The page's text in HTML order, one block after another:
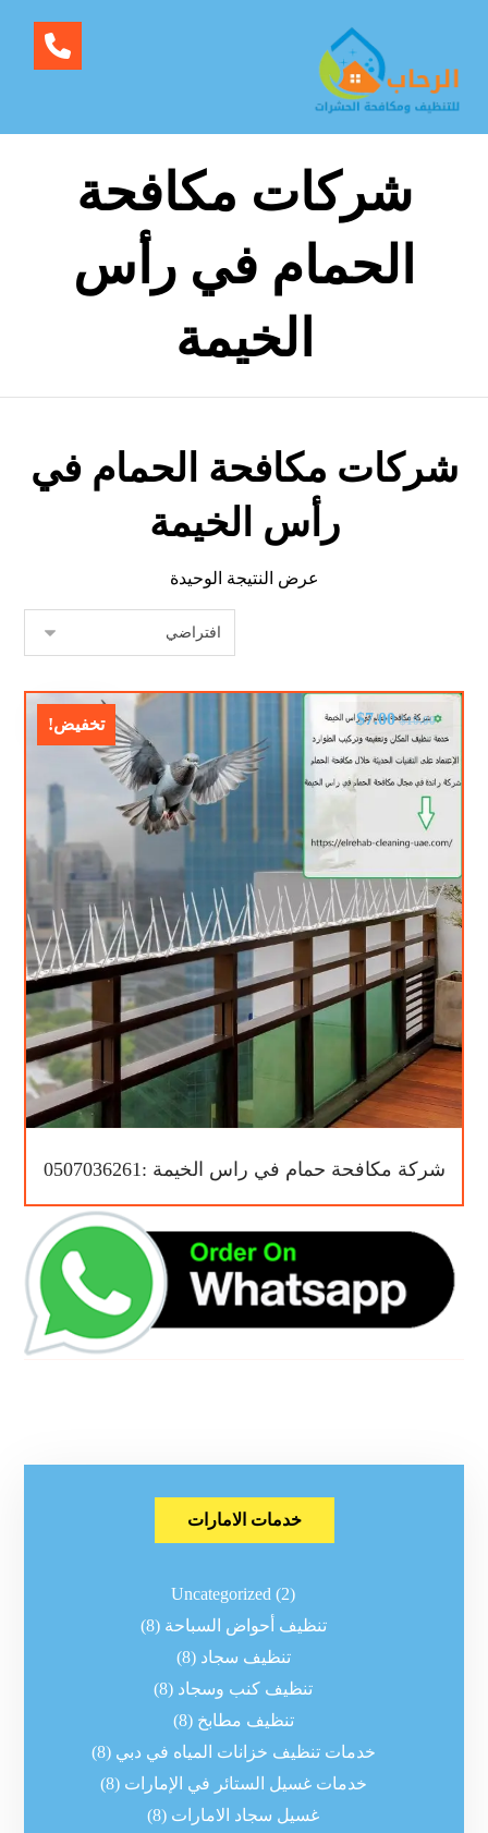
شركات مكافحة
الحمام في رأس
الخيمة
شركات مكافحة الحمام في
رأس الخيمة
عرض النتيجة الوحيدة
تخفيض!
شركة مكافحة حمام في راس الخيمة :0507036261
$10.00
$7.00
خدمات الامارات
Uncategorized (2)
تنظيف أحواض السباحة (8)
تنظيف سجاد (8)
تنظيف كنب وسجاد (8)
تنظيف مطابخ (8)
خدمات تنظيف خزانات المياه في دبي (8)
خدمات غسيل الستائر في الإمارات (8)
غسيل سجاد الامارات (8)